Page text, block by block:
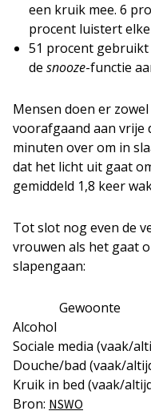
een kruik mee. 6
procent luistert
51 procent
de snooze-functie
Mensen doen er
voorafgaand aan vrije
minuten over om in
dat het licht uit gaat
gemiddeld 1,8 keer
Tot slot nog even de
vrouwen als het gaat
slapengaan:
Gewoonte
Alcohol
Sociale media (vaak/
Douche/bad (vaak/
Kruik in bed (vaak/
Bron: NSWO